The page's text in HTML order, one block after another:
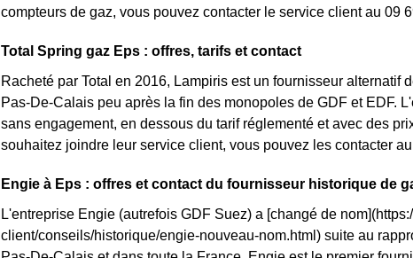
compteurs de gaz, vous pouvez contacter le service client au 09
Total Spring gaz Eps : offres, tarifs et contact
Racheté par Total en 2016, Lampiris est un fournisseur
Pas-De-Calais peu après la fin des monopoles de GDF et EDF.
sans engagement, en dessous du tarif réglementé et avec des
souhaitez joindre leur service client, vous pouvez les contacter
Engie à Eps : offres et contact du fournisseur historique de
L'entreprise Engie (autrefois GDF Suez) a [changé de
client/conseils/historique/engie-nouveau-nom.html) suite au